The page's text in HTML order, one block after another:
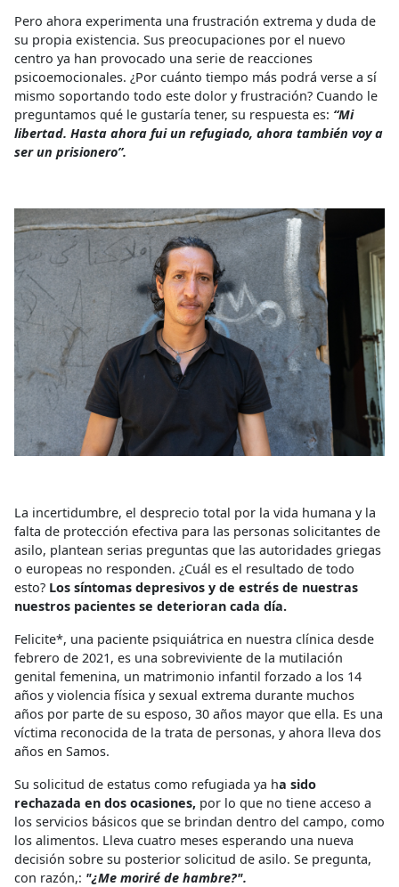
Pero ahora experimenta una frustración extrema y duda de
su propia existencia. Sus preocupaciones por el nuevo
centro ya han provocado una serie de reacciones
psicoemocionales. ¿Por cuánto tiempo más podrá verse a sí
mismo soportando todo este dolor y frustración? Cuando le
preguntamos qué le gustaría tener, su respuesta es: “Mi
libertad. Hasta ahora fui un refugiado, ahora también voy a
ser un prisionero”.
La incertidumbre, el desprecio total por la vida humana y la
falta de protección efectiva para las personas solicitantes de
asilo, plantean serias preguntas que las autoridades griegas
o europeas no responden. ¿Cuál es el resultado de todo
esto? Los síntomas depresivos y de estrés de nuestras
nuestros pacientes se deterioran cada día.
Felicite*, una paciente psiquiátrica en nuestra clínica desde
febrero de 2021, es una sobreviviente de la mutilación
genital femenina, un matrimonio infantil forzado a los 14
años y violencia física y sexual extrema durante muchos
años por parte de su esposo, 30 años mayor que ella. Es una
víctima reconocida de la trata de personas, y ahora lleva dos
años en Samos.
Su solicitud de estatus como refugiada ya ha sido
rechazada en dos ocasiones, por lo que no tiene acceso a
los servicios básicos que se brindan dentro del campo, como
los alimentos. Lleva cuatro meses esperando una nueva
decisión sobre su posterior solicitud de asilo. Se pregunta,
con razón,: "¿Me moriré de hambre?".